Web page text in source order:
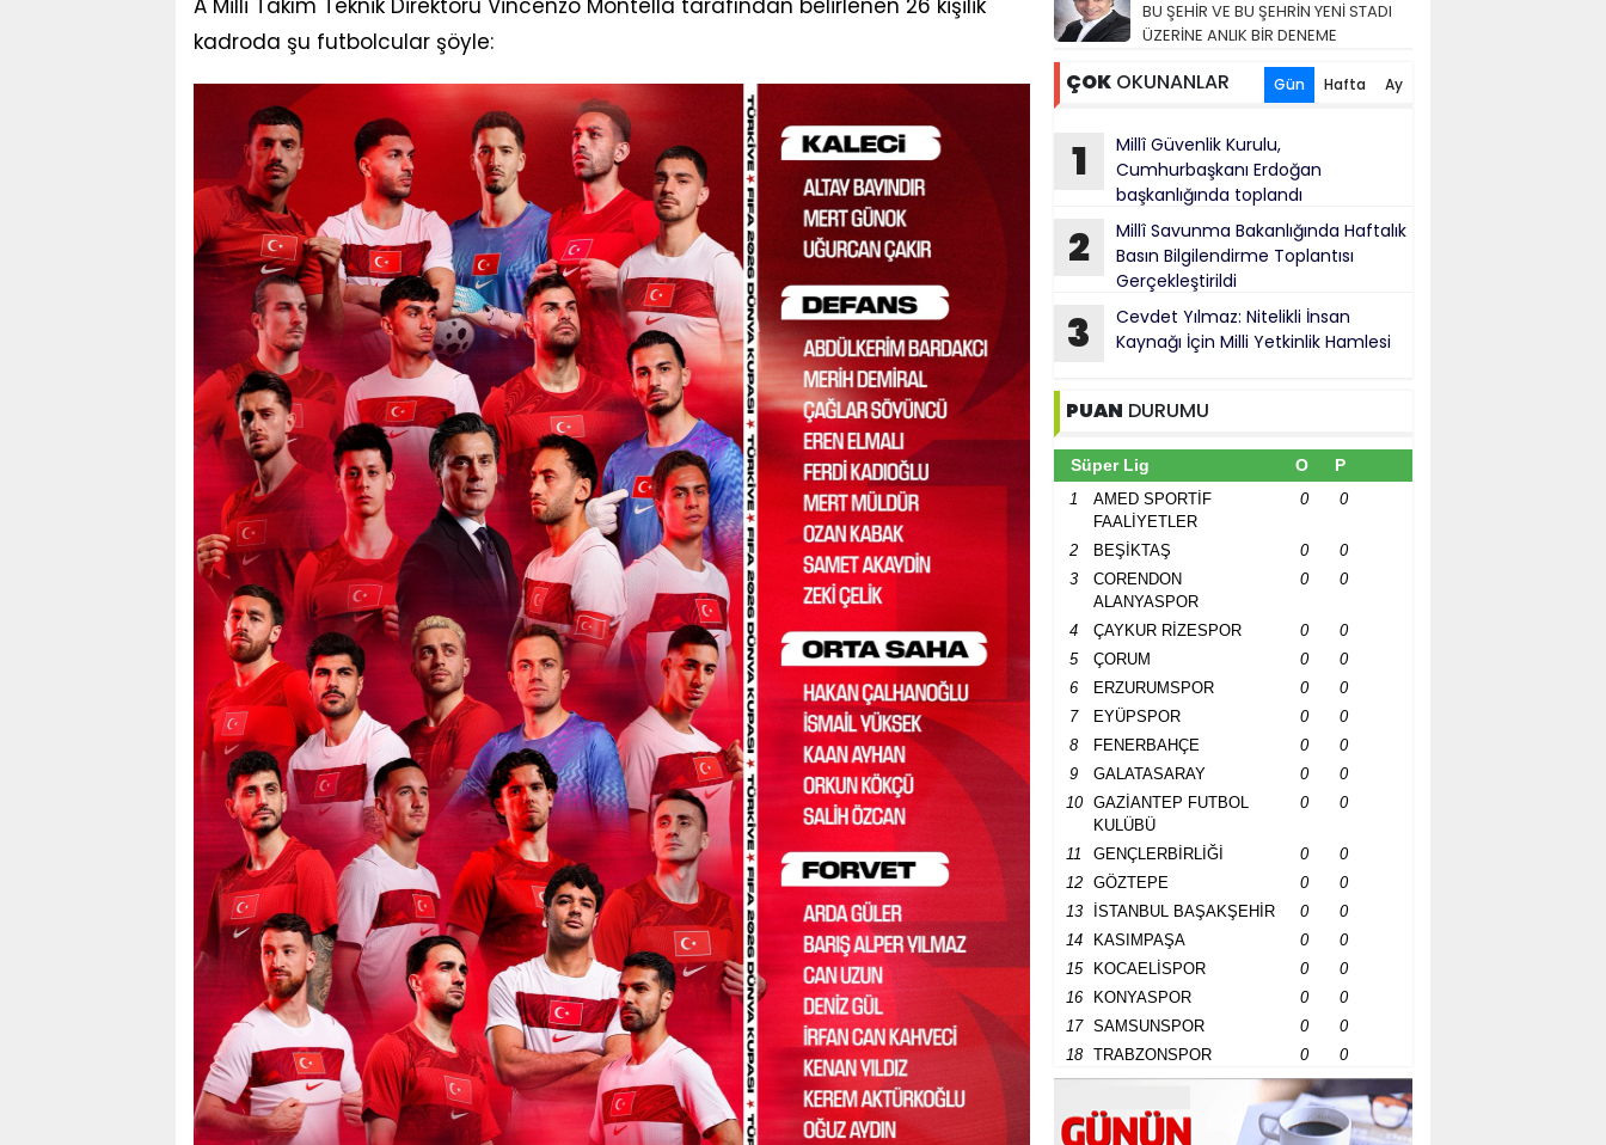
kadroda şu futbolcular şöyle:
BU ŞEHİR VE BU ŞEHRİN YENİ STADI
ÜZERİNE ANLIK BİR DENEME
ÇOK OKUNANLAR Gün Hafta Ay
1
Millî Güvenlik Kurulu,
Cumhurbaşkanı Erdoğan
başkanlığında toplandı
2
Millî Savunma Bakanlığında Haftalık
Basın Bilgilendirme Toplantısı
Gerçekleştirildi
3
Cevdet Yılmaz: Nitelikli İnsan
Kaynağı İçin Milli Yetkinlik Hamlesi
PUAN DURUMU
Süper Lig O P
1
AMED SPORTİF
FAALİYETLER
0 0
2 BEŞİKTAŞ 0
0
3
CORENDON
ALANYASPOR
0 0
4 ÇAYKUR RİZESPOR 0
0
5
ÇORUM 0
0
6
ERZURUMSPOR 0
0
7
EYÜPSPOR 0
0
8
FENERBAHÇE 0
0
9
GALATASARAY 0
0
10
GAZİANTEP FUTBOL
KULÜBÜ
0 0
11 GENÇLERBİRLİĞİ 0
0
12
GÖZTEPE 0
0
13
İSTANBUL BAŞAKŞEHİR 0
0
14
KASIMPAŞA 0
0
15
KOCAELİSPOR 0
0
16
KONYASPOR 0
0
17
SAMSUNSPOR 0
0
18
TRABZONSPOR 0 0